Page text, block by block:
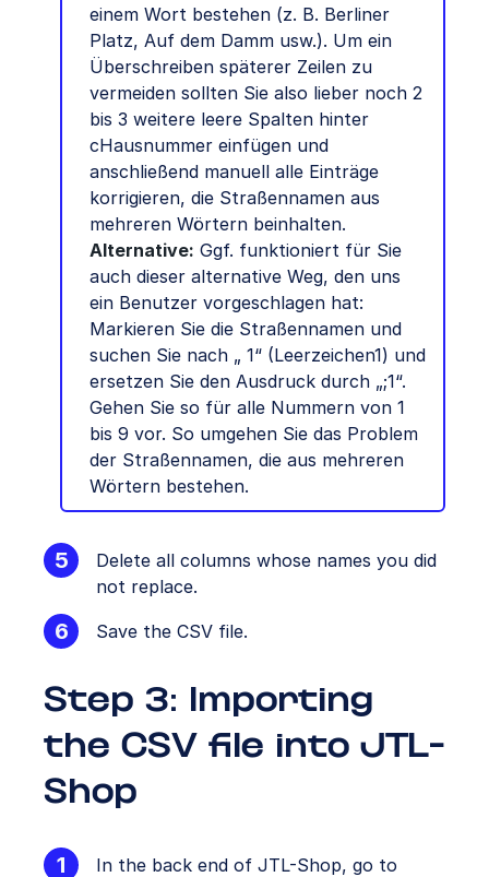
einem Wort bestehen (z. B. Berliner
Platz, Auf dem Damm usw.). Um ein
Überschreiben späterer Zeilen zu
vermeiden sollten Sie also lieber noch 2
bis 3 weitere leere Spalten hinter
cHausnummer einfügen und
anschließend manuell alle Einträge
korrigieren, die Straßennamen aus
mehreren Wörtern beinhalten.
Alternative: Ggf. funktioniert für Sie
auch dieser alternative Weg, den uns
ein Benutzer vorgeschlagen hat:
Markieren Sie die Straßennamen und
suchen Sie nach „ 1“ (Leerzeichen1) und
ersetzen Sie den Ausdruck durch „;1“.
Gehen Sie so für alle Nummern von 1
bis 9 vor. So umgehen Sie das Problem
der Straßennamen, die aus mehreren
Wörtern bestehen.
Delete all columns whose names you did
not replace.
Save the CSV file.
Step 3: Importing
the CSV file into JTL-
Shop
In the back end of JTL-Shop, go to